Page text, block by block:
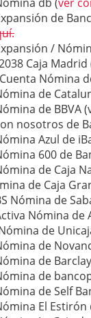
db (ver
de
/
Caja
Nómina
de
de BBVA
nosotros de
Azul de
600 de
de Caja
de Caja
Nómina de
Nómina de
de
de
de
de
de Self
El